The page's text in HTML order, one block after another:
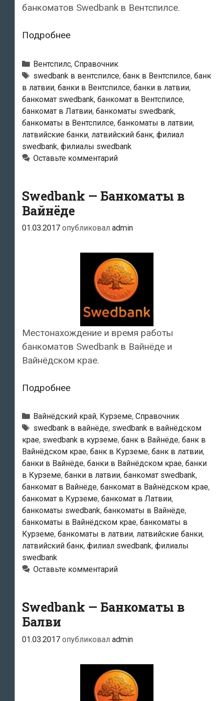
банкоматов Swedbank в Вентспилсе.
ПодробнееSwedbank
Банкоматы
в
Вентспилсе
Рубрики
Вентспилс, Справочник
Тэги
swedbank в вентспилсе, банк в Вентспилсе, банк
в латвии, банки в Вентспилсе, банки в латвии,
банкомат swedbank, банкомат в Вентспилсе,
банкомат в Латвии, банкоматы swedbank,
банкоматы в Вентспилсе, банкоматы в латвии,
латвийские банки, латвийский банк, филиал
swedbank, филиалы swedbank
Оставьте комментарий
Swedbank — Банкоматы в
Вайнёде
01.03.2017 опубликовал admin
Местонахождение и время работы
банкоматов Swedbank в Вайнёде и
Вайнёдском крае.
ПодробнееSwedbank
Банкоматы
в
Вайнёде
Рубрики
Вайнёдский край, Курземе, Справочник
Тэги
swedbank в вайнёде, swedbank в вайнёдском
крае, swedbank в курземе, банк в Вайнёде, банк в
Вайнёдском крае, банк в Курземе, банк в латвии,
банки в Вайнёде, банки в Вайнёдском крае, банки
в Курземе, банки в латвии, банкомат swedbank,
банкомат в Вайнёде, банкомат в Вайнёдском крае,
банкомат в Курземе, банкомат в Латвии,
банкоматы swedbank, банкоматы в Вайнёде,
банкоматы в Вайнёдском крае, банкоматы в
Курземе, банкоматы в латвии, латвийские банки,
латвийский банк, филиал swedbank, филиалы
swedbank
Оставьте комментарий
Swedbank — Банкоматы в
Балви
01.03.2017 опубликовал admin